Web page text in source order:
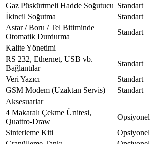
Gaz Püskürtmeli Hadde Soğutucu Standart
İkincil Soğutma
Standart
Astar / Boru / Tel Bitiminde
Otomatik Durdurma
Standart
Kalite Yönetimi
RS 232, Ethernet, USB vb.
Bağlantılar
Standart
Veri Yazıcı
Standart
GSM Modem (Uzaktan Servis)
Standart
Aksesuarlar
4 Makaralı Çekme Ünitesi,
Quattro-Draw
Opsiyonel
Sinterleme Kiti
Opsiyonel